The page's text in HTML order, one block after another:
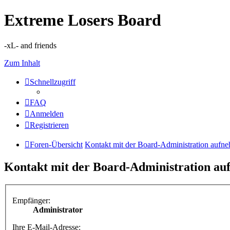
Extreme Losers Board
-xL- and friends
Zum Inhalt
Schnellzugriff
FAQ
Anmelden
Registrieren
Foren-Übersicht Kontakt mit der Board-Administration
Kontakt mit der Board-Administration
Empfänger:
Administrator
Ihre E-Mail-Adresse: